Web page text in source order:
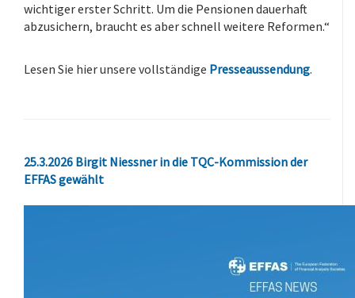
wichtiger erster Schritt. Um die Pensionen dauerhaft
abzusichern, braucht es aber schnell weitere Reformen.“
Lesen Sie hier unsere vollständige Presseaussendung.
25.3.2026 Birgit Niessner in die TQC-Kommission der
EFFAS gewählt